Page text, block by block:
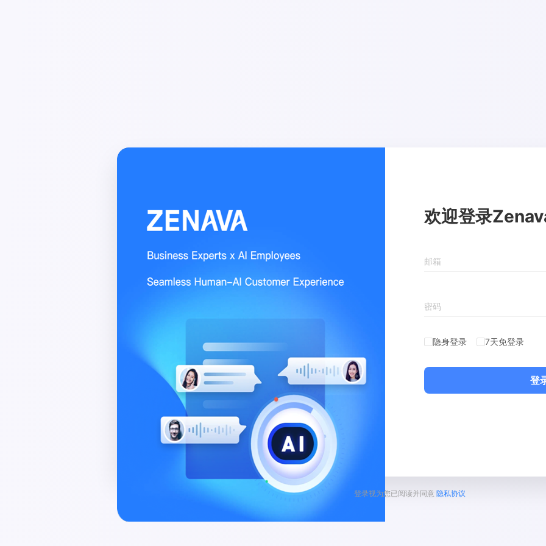
欢迎登录
邮箱
密码
隐身登录 7天免登录
登
登录视为您已阅读并同意 隐私协议